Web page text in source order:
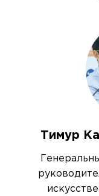
Тимур